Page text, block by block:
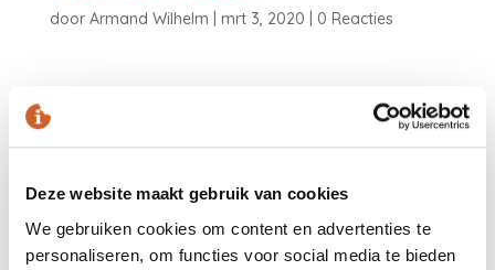
Deze website maakt gebruik van cookies
We gebruiken cookies om content en advertenties te
personaliseren, om functies voor social media te bieden
door Armand Wilhelm mrt 3, 2020 0 Reacties